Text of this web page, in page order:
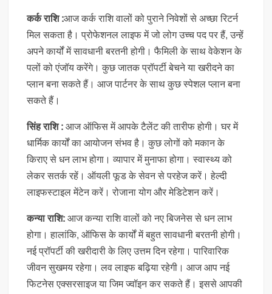
कर्क राशि :आज कर्क राशि वालों को पुराने निवेशों से अच्छा रिटर्न
मिल सकता है। प्रोफेशनल लाइफ में जो लोग उच्च पद पर हैं, उन्हें
अपने कार्यों में सावधानी बरतनी होगी। फैमिली के साथ वेकेशन के
पलों को एंजॉय करेंगे। कुछ जातक प्रॉपर्टी बेचने या खरीदने का
प्लान बना सकते हैं। आज पार्टनर के साथ कुछ स्पेशल प्लान बना
सकते हैं।
सिंह राशि :आज ऑफिस में आपके टैलेंट की तारीफ होगी। घर में
धार्मिक कार्यों का आयोजन संभव है। कुछ लोगों को मकान के
किराए से धन लाभ होगा। व्यापार में मुनाफा होगा। स्वास्थ्य को
लेकर सतर्क रहें। ऑयली फूड के सेवन से परहेज करें। हेल्दी
लाइफस्टाइल मेंटेन करें। रोजाना योग और मेडिटेशन करें।
कन्या राशि:आज कन्या राशि वालों को नए बिजनेस से धन लाभ
होगा। हालांकि, ऑफिस के कार्यों में बहुत सावधानी बरतनी होगी।
नई प्रॉपर्टी की खरीदारी के लिए उत्तम दिन रहेगा। पारिवारिक
जीवन सुखमय रहेगा। लव लाइफ बढ़िया रहेगी। आज आप नई
फिटनेस एक्सरसाइज या जिम ज्वॉइन कर सकते हैं। इससे आपकी